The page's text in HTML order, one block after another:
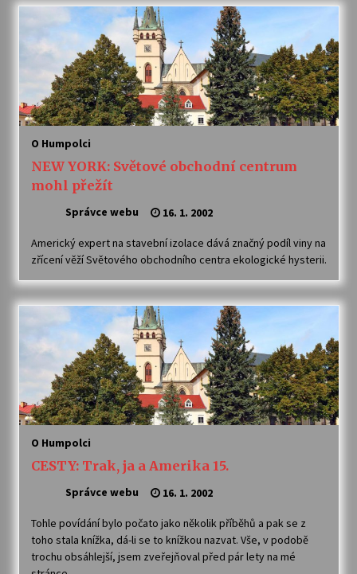
O Humpolci
NEW YORK: Světové obchodní centrum
mohl přežít
Správce webu 16. 1. 2002
Americký expert na stavební izolace dává značný podíl viny na
zřícení věží Světového obchodního centra ekologické hysterii.
O Humpolci
CESTY: Trak, ja a Amerika 15.
Správce webu 16. 1. 2002
Tohle povídání bylo počato jako několik příběhů a pak se z
toho stala knížka, dá-li se to knížkou nazvat. Vše, v podobě
trochu obsáhlejší, jsem zveřejňoval před pár lety na mé